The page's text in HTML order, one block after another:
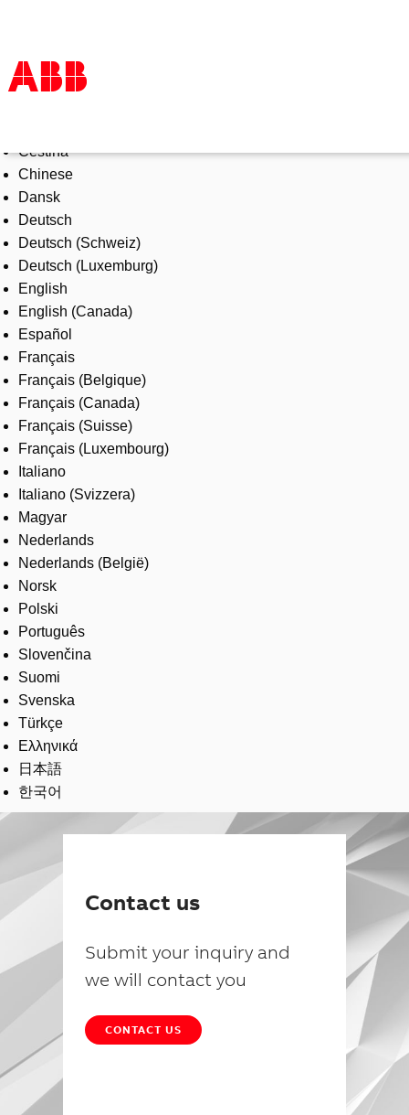
Products & Solutions
Industries
Services
About us
Where to buy
Contact us
Careers
Čeština
Chinese
Dansk
Deutsch
Deutsch (Schweiz)
Deutsch (Luxemburg)
English
English (Canada)
Español
Français
Français (Belgique)
Français (Canada)
Français (Suisse)
Français (Luxembourg)
Italiano
Italiano (Svizzera)
Magyar
Nederlands
Nederlands (België)
Norsk
Polski
Português
Slovenčina
Suomi
Svenska
Türkçe
Ελληνικά
日本語
한국어
Contact us
Submit your inquiry and
we will contact you
CONTACT US